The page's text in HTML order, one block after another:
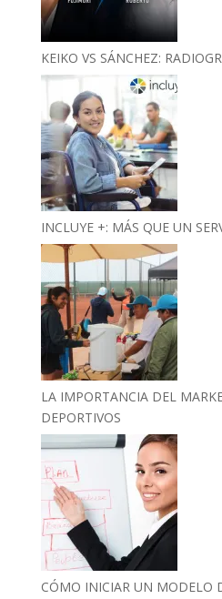
KEIKO VS SÁNCHEZ:
INCLUYE +: MÁS QUE UN
LA IMPORTANCIA DEL
DEPORTIVOS
CÓMO INICIAR UN MODELO